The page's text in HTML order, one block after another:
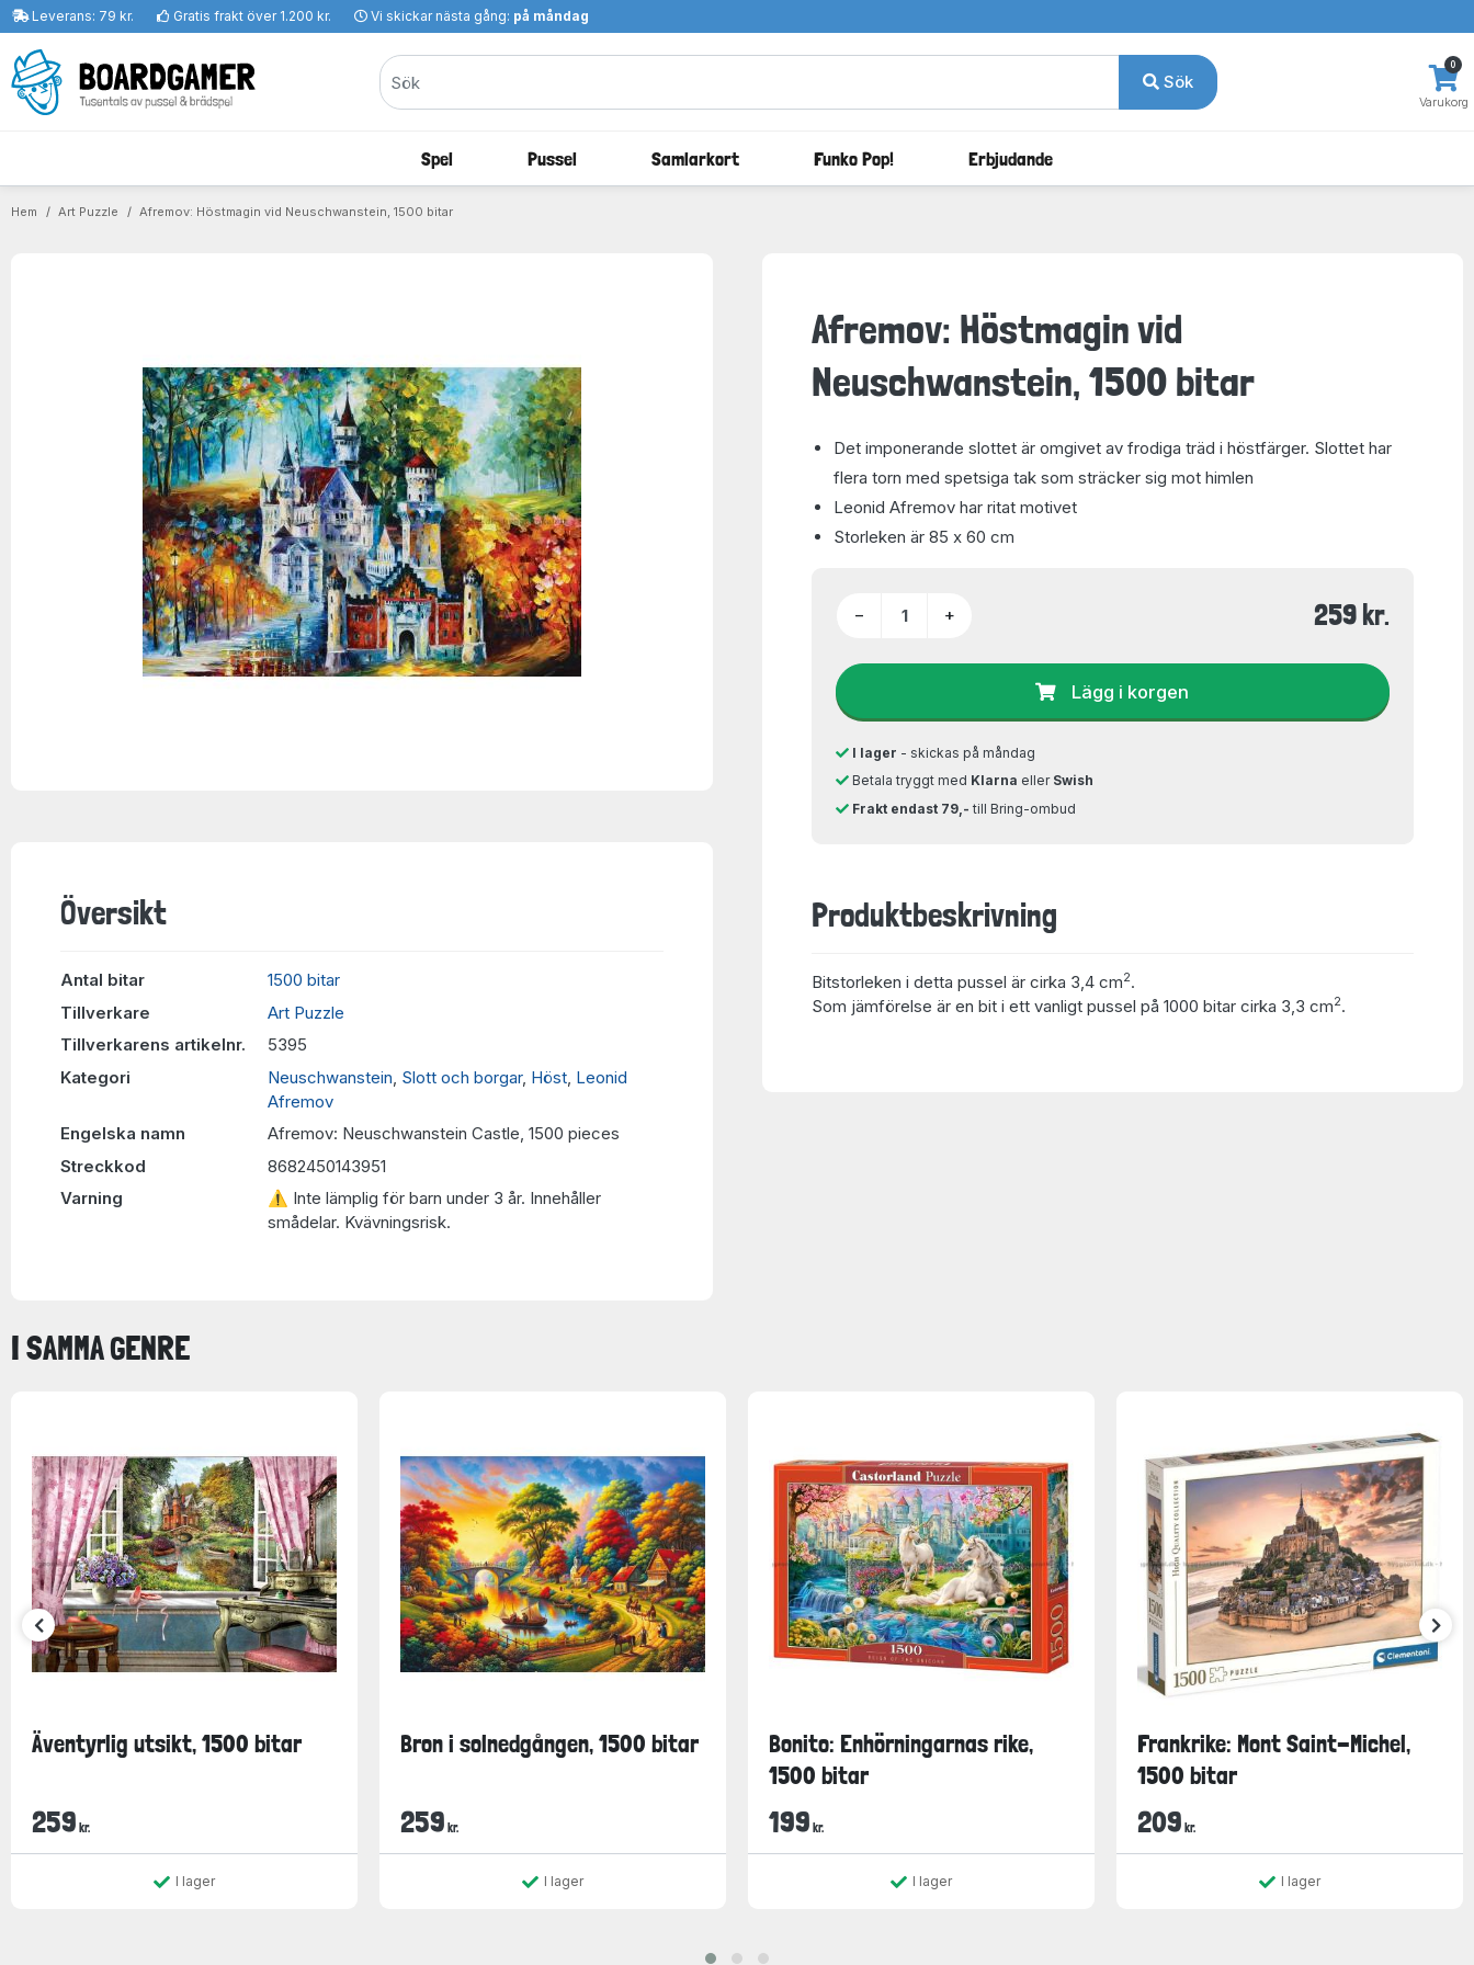
Leverans: 79 kr. Gratis frakt över 1.200 kr. Vi skickar nästa gång: på måndag
Sök
Varukorg
0
Spel Pussel Samlarkort Funko Pop! Erbjudande
Hem Art Puzzle Afremov: Höstmagin vid Neuschwanstein, 1500 bitar
Översikt
Antal bitar
1500 bitar
Tillverkare
Art Puzzle
Tillverkarens artikelnr.
5395
Kategori
Neuschwanstein Slott och borgar, Höst Leonid
Afremov
Engelska namn
Afremov: Neuschwanstein Castle, 1500 pieces
Streckkod
8682450143951
Varning
⚠ Inte lämplig för barn under 3 år. Innehåller
smådelar. Kvävningsrisk.
Afremov: Höstmagin vid
Neuschwanstein, 1500 bitar
Det imponerande slottet är omgivet av frodiga träd i höstfärger. Slottet har
flera torn med spetsiga tak som sträcker sig mot himlen
Leonid Afremov har ritat motivet
Storleken är 85 x 60 cm
− + 259 kr.
Lägg i korgen
I lager - skickas på måndag
Betala tryggt med Klarna eller Swish
Frakt endast 79,- till Bring-ombud
Produktbeskrivning
Bitstorleken i detta pussel är cirka 3,4 cm2.
Som jämförelse är en bit i ett vanligt pussel på 1000 bitar cirka 3,3 cm2.
I SAMMA GENRE
Äventyrlig utsikt, 1500 bitar
259 kr.
I lager
Bron i solnedgången, 1500 bitar
259 kr.
I lager
Bonito: Enhörningarnas rike,
1500 bitar
199 kr.
I lager
Frankrike: Mont Saint-Michel,
1500 bitar
209 kr.
I lager